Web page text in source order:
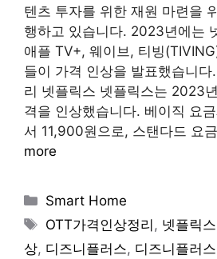
텐츠 투자를 위한 재원 마련을
행하고 있습니다. 2023년에는
애플 TV+, 웨이브, 티빙
들이 가격 인상을 발표했습니
리 넷플릭스 넷플릭스는 2023
격을 인상했습니다. 베이직 요
서 11,900원으로, 스탠다드 요
more
Categories
Smart Home
Tags
OTT가격인상정리 , 넷플릭스
상, 디즈니플러스, 디즈니플러